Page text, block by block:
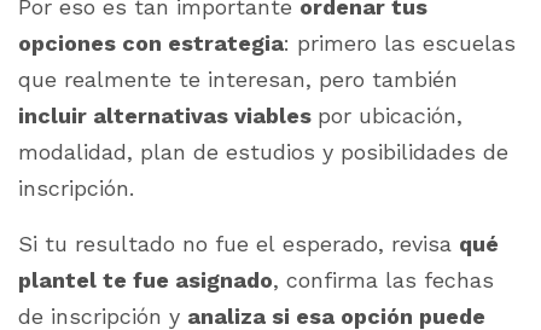
Por eso es tan importante ordenar tus
opciones con estrategia: primero las escuelas
que realmente te interesan, pero también
incluir alternativas viables por ubicación,
modalidad, plan de estudios y posibilidades de
inscripción.
Si tu resultado no fue el esperado, revisa qué
plantel te fue asignado, confirma las fechas
de inscripción y analiza si esa opción puede